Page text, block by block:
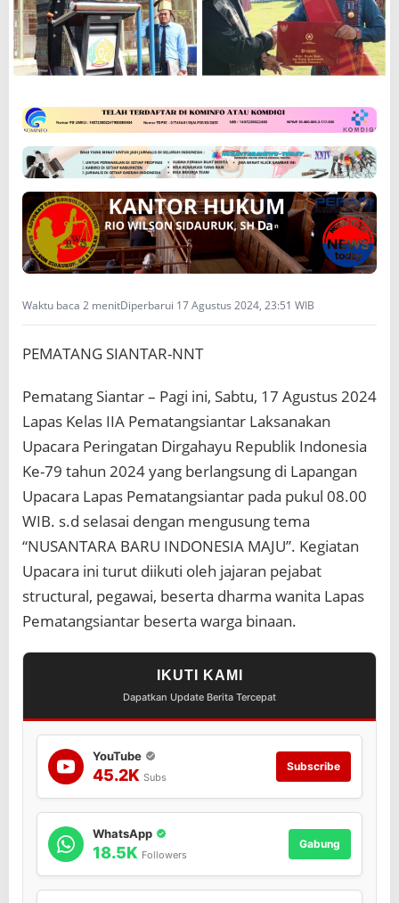
d
o
n
e
a
K
e
-
9
,
L
a
p
s
K
l
s
I
I
A
P
e
m
a
t
a
g
s
a
a
r
a
n
a
k
n
U
Waktu baca 2 menitDiperbarui 17 Agustus 2024, 23:51 WIB
PEMATANG SIANTAR-NNT
Pematang Siantar – Pagi ini, Sabtu, 17 Agustus 2024
Lapas Kelas IIA Pematangsiantar Laksanakan
Upacara Peringatan Dirgahayu Republik Indonesia
Ke-79 tahun 2024 yang berlangsung di Lapangan
Upacara Lapas Pematangsiantar pada pukul 08.00
WIB. s.d selasai dengan mengusung tema
“NUSANTARA BARU INDONESIA MAJU”. Kegiatan
Upacara ini turut diikuti oleh jajaran pejabat
structural, pegawai, beserta dharma wanita Lapas
Pematangsiantar beserta warga binaan.
IKUTI KAMI
Dapatkan Update Berita Tercepat
YouTube
45.2K Subs
Subscribe
WhatsApp
18.5K Followers
Gabung